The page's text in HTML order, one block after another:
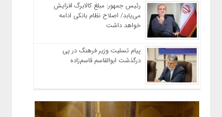
رئیس‌ جمهور: مبلغ کالابرگ افزایش
می‌یابد/ اصلاح نظام بانکی ادامه
خواهد داشت
پیام تسلیت وزیر فرهنگ در پی
درگذشت ابوالقاسم قاسم‌زاده